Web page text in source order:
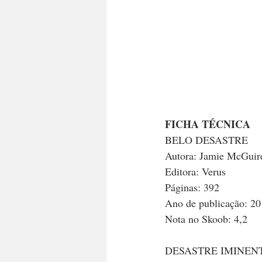
FICHA TÉCNICA
BELO DESASTRE
Autora: Jamie
Editora: Verus
Páginas: 392
Ano de publicação:
Nota no Skoob: 4,2
DESASTRE